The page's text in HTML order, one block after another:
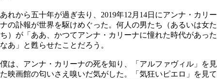
あれから五十年が過ぎ去り、2019年12月14日にアンナ・カリー
ナの訃報が世界を駆けめぐった。何人の男たち（あるいは女た
ち）が「ああ、かつてアンナ・カリーナに憧れた時代があった
なあ」と甦らせたことだろう。
僕は、アンナ・カリーナの死を知り、「アルファヴィル」を見
た映画館の匂いさえ嗅いだ気がした。「気狂いピエロ」を見て